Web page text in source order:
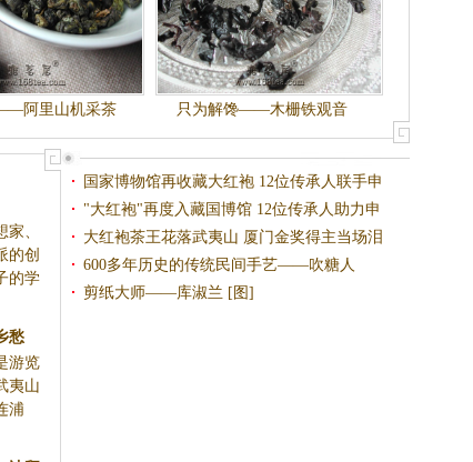
阿里山机采茶 只为解馋——木栅铁观音
家、
也是
。地
国家博物馆再收藏大红袍 12位传承人联手申
遗
"大红袍"再度入藏国博馆 12位传承人助力申
遗
大红袍茶王花落武夷山 厦门金奖得主当场泪
奔
600多年历史的传统民间手艺——吹糖人
剪纸大师——库淑兰 [图]